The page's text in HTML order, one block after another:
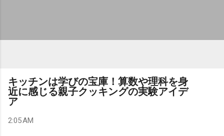
キッチンは学びの宝庫！算数や理科を身
近に感じる親子クッキングの実験アイデ
ア
2:05 AM